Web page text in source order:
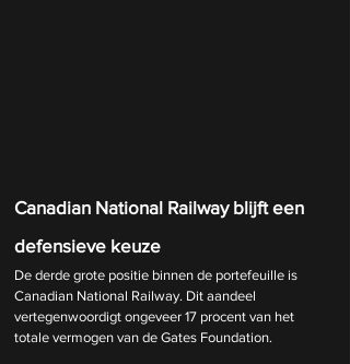
Canadian National Railway blijft een
defensieve keuze
De derde grote positie binnen de portefeuille is
Canadian National Railway. Dit aandeel
vertegenwoordigt ongeveer 17 procent van het
totale vermogen van de Gates Foundation.